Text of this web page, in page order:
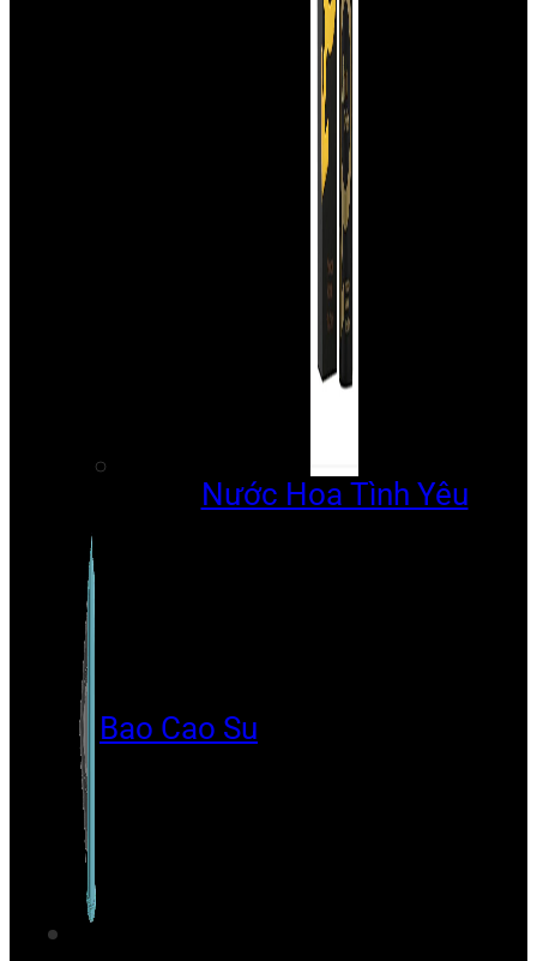
Nước Hoa Tình Yêu
Bao Cao Su